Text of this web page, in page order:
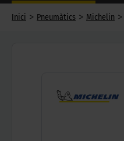
Inici > Pneumàtics > Michelin >